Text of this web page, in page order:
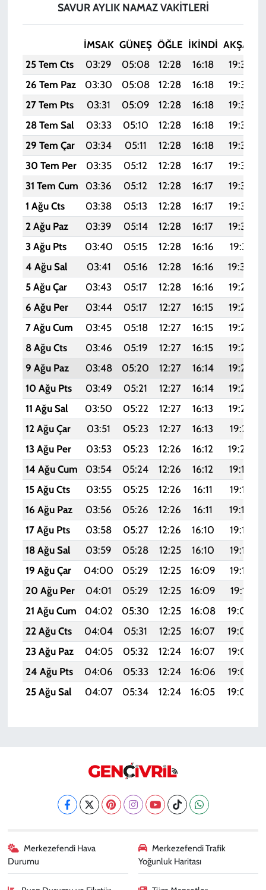
SAVUR AYLIK NAMAZ VAKITLERI
İMSAK GÜNEŞ ÖĞLE İKINDI AKŞAM
25 Tem Cts
03:29 05:08 12:28 16:18 19:39
26 Tem Paz
03:30 05:08 12:28 16:18 19:38
27 Tem Pts
03:31 05:09 12:28 16:18 19:37
28 Tem Sal
03:33 05:10 12:28 16:18 19:36
29 Tem Çar
03:34 05:11 12:28 16:18 19:35
30 Tem Per
03:35 05:12 12:28 16:17 19:34
31 Tem Cum
03:36 05:12 12:28 16:17 19:33
1 Ağu Cts
03:38 05:13 12:28 16:17 19:33
2 Ağu Paz
03:39 05:14 12:28 16:17 19:32
3 Ağu Pts
03:40 05:15 12:28 16:16 19:31
4 Ağu Sal
03:41 05:16 12:28 16:16 19:30
5 Ağu Çar
03:43 05:17 12:28 16:16 19:29
6 Ağu Per
03:44 05:17 12:27 16:15 19:27
7 Ağu Cum
03:45 05:18 12:27 16:15 19:26
8 Ağu Cts
03:46 05:19 12:27 16:15 19:25
9 Ağu Paz
03:48 05:20 12:27 16:14 19:24
10 Ağu Pts
03:49 05:21 12:27 16:14 19:23
11 Ağu Sal
03:50 05:22 12:27 16:13 19:22
12 Ağu Çar
03:51 05:23 12:27 16:13 19:21
13 Ağu Per
03:53 05:23 12:26 16:12 19:20
14 Ağu Cum
03:54 05:24 12:26 16:12 19:18
15 Ağu Cts
03:55 05:25 12:26 16:11 19:17
16 Ağu Paz
03:56 05:26 12:26 16:11 19:16
17 Ağu Pts
03:58 05:27 12:26 16:10 19:15
18 Ağu Sal
03:59 05:28 12:25 16:10 19:13
19 Ağu Çar
04:00 05:29 12:25 16:09 19:12
20 Ağu Per
04:01 05:29 12:25 16:09 19:11
21 Ağu Cum
04:02 05:30 12:25 16:08 19:09
22 Ağu Cts
04:04 05:31 12:25 16:07 19:08
23 Ağu Paz
04:05 05:32 12:24 16:07 19:07
24 Ağu Pts
04:06 05:33 12:24 16:06 19:05
25 Ağu Sal
04:07 05:34 12:24 16:05 19:04
Merkezefendi Hava
Durumu
Merkezefendi Trafik
Yoğunluk Haritası